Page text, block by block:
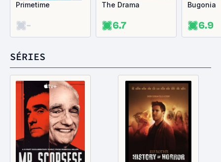
Primetime
-
The Drama
6.7
Bugonia
6.9
SÉRIES